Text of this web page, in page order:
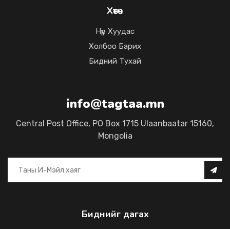
Хөтөч
Нүүр Хуудас
Холбоо Барих
Бидний Тухай
info@tagtaa.mn
Central Post Office, PO Box 1715 Ulaanbaatar 15160,
Mongolia
Биднийг дагах